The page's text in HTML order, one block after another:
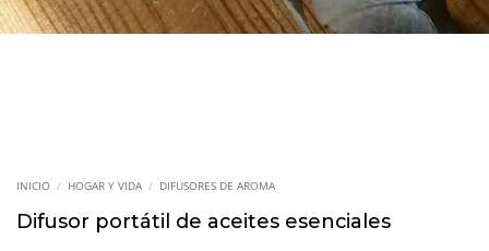
INICIO / HOGAR Y VIDA / DIFUSORES DE AROMA
Difusor portátil de aceites esenciales